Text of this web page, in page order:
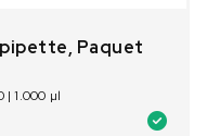
Paquet
| 1.000 µl